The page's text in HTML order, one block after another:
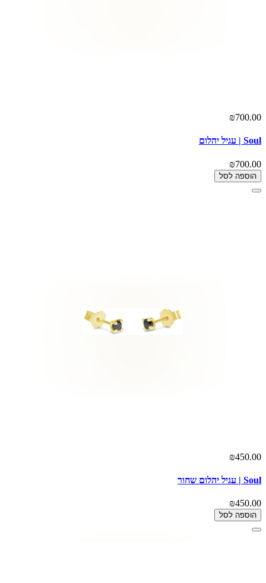
₪700.00
Soul | עגיל יהלום
₪700.00
הוספה לסל
₪450.00
Soul | עגיל יהלום שחור
₪450.00
הוספה לסל